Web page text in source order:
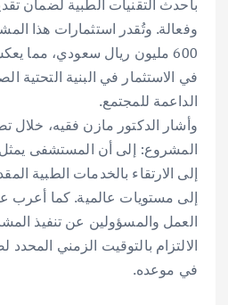
بأحدث التقنيات الطبية لضمان
وفعالة. وتُقدر استثمارات هذا
600 مليون ريال سعودي، مما
في الاستثمار في البنية التحتية
الداعمة للمجتمع.
وأشار الدكتور مازن فقيه، خلال
المشروع: إلى أن المستشفى
إلى الارتقاء بالخدمات الطبية
إلى مستويات عالمية. كما أعرب
العمل والمسؤولين عن تنفيذ
الالتزام بالتوقيت الزمني
في موعده.